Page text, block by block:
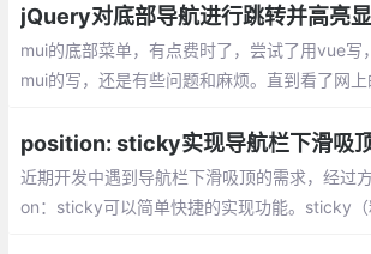
导航的设计。
jQuery对底部导航进行跳转并高亮
mui的底部菜单，有点费时了，尝试了用vue写
mui的写，还是有些问题和麻烦。直到看了网
position: sticky实现导航栏下滑吸
近期开发中遇到导航栏下滑吸顶的需求，经过
on：sticky可以简单快捷的实现功能。sticky